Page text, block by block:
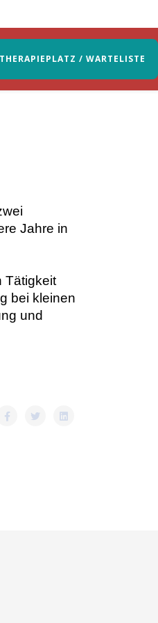
THERAPIEPLATZ / WARTELISTE
Jahre in
Tätigkeit
bei kleinen
und